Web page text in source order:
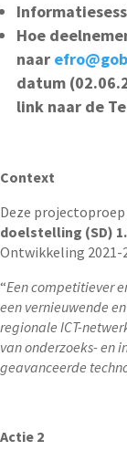
Hoe
naar
datum
link naar de
Context
Deze
doelstelling (SD)
Ontwikkeling 2021-
“Een competitiever
een vernieuwende
regionale ICT-
vanonderzoeks- en
geavanceerde
Actie 2